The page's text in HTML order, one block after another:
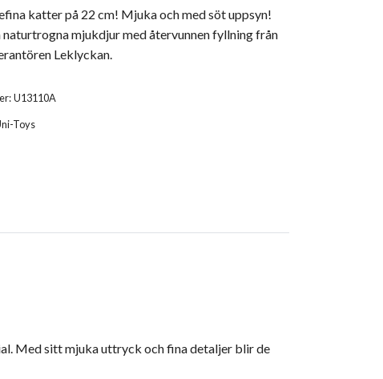
katter på 22 cm! Mjuka och med söt uppsyn!
naturtrogna mjukdjur med återvunnen fyllning från
Leklyckan.
U13110A
Toys
Med sitt mjuka uttryck och fina detaljer blir de